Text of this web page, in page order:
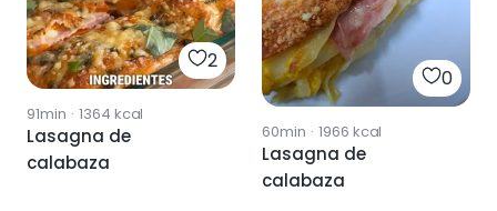
2
91min · 1364 kcal
Lasagna de
calabaza
0
60min · 1966 kcal
Lasagna de
calabaza